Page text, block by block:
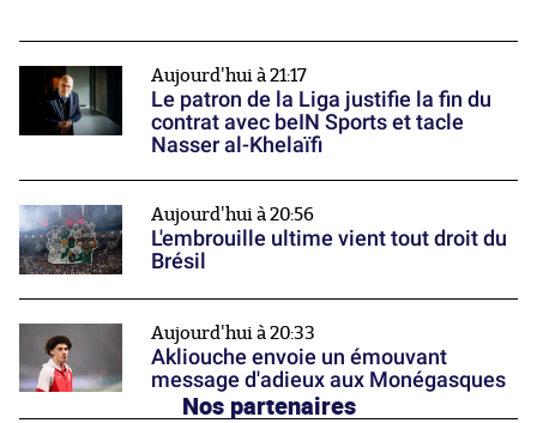
Aujourd'hui à 21:17
Le patron de la Liga justifie la fin du
contrat avec beIN Sports et tacle
Nasser al-Khelaïfi
Aujourd'hui à 20:56
L'embrouille ultime vient tout droit du
Brésil
Aujourd'hui à 20:33
Akliouche envoie un émouvant
message d'adieux aux Monégasques
Nos partenaires